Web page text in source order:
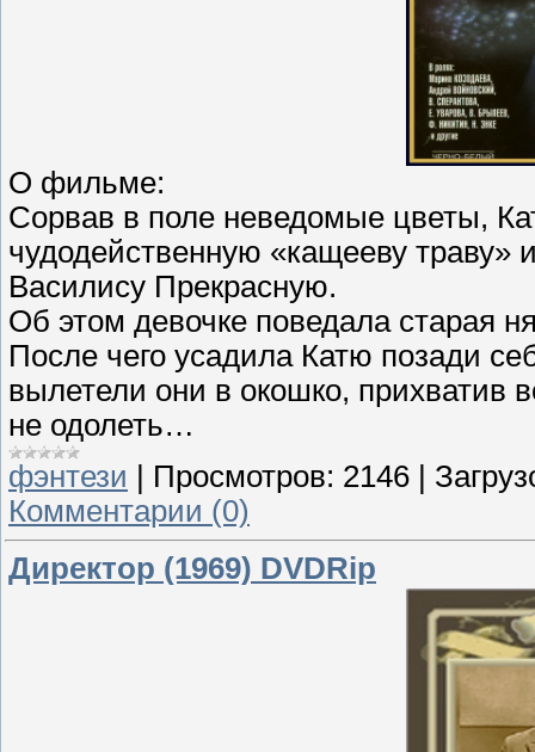
О фильме:
Сорвав в поле неведомые цветы,
чудодейственную «кащееву траву»
Василису Прекрасную.
Об этом девочке поведала старая
После чего усадила Катю позади
вылетели они в окошко, прихватив
не одолеть…
фэнтези
Просмотров: 2146
Комментарии (0)
Директор (1969) DVDRip